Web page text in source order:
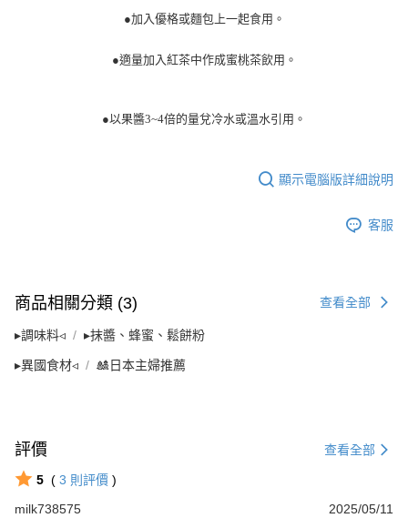
●加入優格或麵包上一起食用。
●適量加入紅茶中作成蜜桃茶飲用。
●以果醬3~4倍的量兌冷水或溫水引用。
顯示電腦版詳細說明
客服
商品相關分類 (3) 查看全部
▸調味料◃ ▸抹醬、蜂蜜、鬆餅粉
▸異國食材◃ 🎎日本主婦推薦
評價 查看全部
5 ( 3 則評價 )
milk738575
2025/05/11